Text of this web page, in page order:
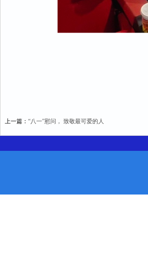
上一篇： “八一”慰问， 致敬最可爱的人